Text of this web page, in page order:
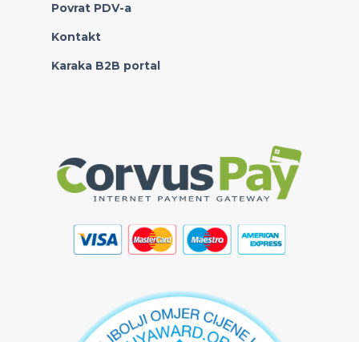
Povrat PDV-a
Kontakt
Karaka B2B portal